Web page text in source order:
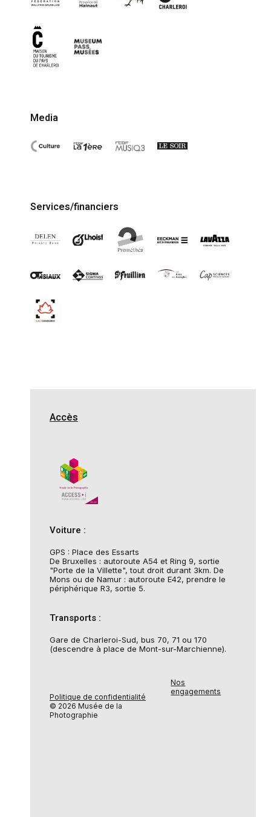
Media
Services/financiers
Accès
Voiture :
GPS : Place des Essarts
De Bruxelles : autoroute A54 et Ring 9, sortie
"Porte de la Villette", tout droit durant 3km. De
Mons ou de Namur : autoroute E42, prendre le
périphérique R3, sortie 5.
Transports :
Gare de Charleroi-Sud, bus 70, 71 ou 170
(descendre à place de Mont-sur-Marchienne).
Politique de confidentialité
© 2026 Musée de la
Photographie
Nos
engagements